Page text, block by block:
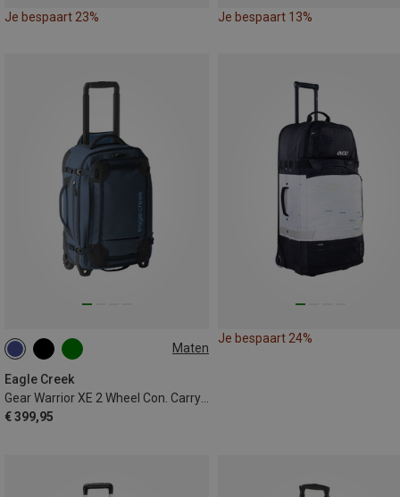
Je bespaart 23% Je bespaart 13%
Maten
Eagle Creek
€ 399,95
50L
Je bespaart 24%